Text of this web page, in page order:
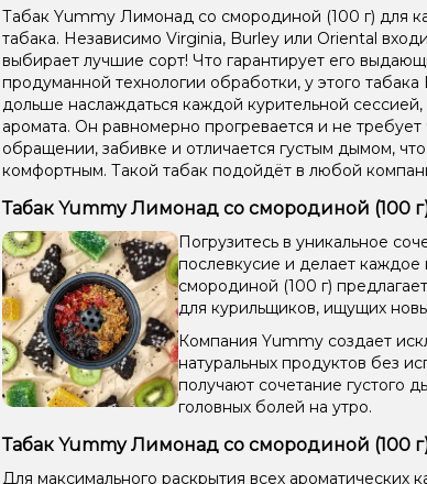
Табак Yummy Лимонад со смородиной (100 г) для
табака. Независимо Virginia, Burley или Oriental
выбирает лучшие сорт! Что гарантирует его
продуманной технологии обработки, у этого
дольше наслаждаться каждой курительной
аромата. Он равномерно прогревается и не требует
обращении, забивке и отличается густым дымом,
комфортным. Такой табак подойдёт в любой
Табак Yummy Лимонад со смородиной (100
Погрузитесь в уникальное
послевкусие и делает
смородиной (100 г)
для курильщиков, ищущих
Компания Yummy создает
натуральных продуктов без
получают сочетание густого
головных болей на утро.
Табак Yummy Лимонад со смородиной (100
Для максимального раскрытия всех ароматических